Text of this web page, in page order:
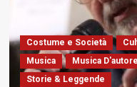
Costume e Società
Musica
Musica D'autore
Storie & Leggende